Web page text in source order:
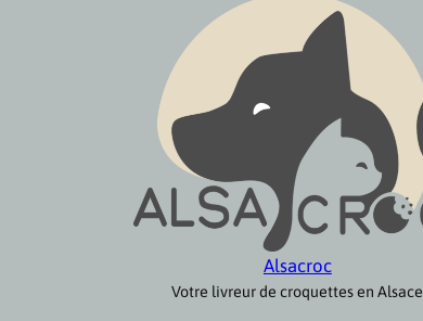
Alsacroc
Votre livreur de croquettes en Alsace